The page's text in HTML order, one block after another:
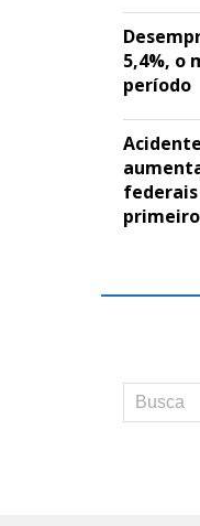
5,4%, o
período
federais